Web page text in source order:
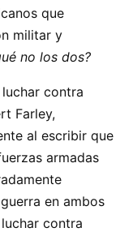
que
militar y
no los dos?
contra
Farley,
al escribir que
armadas
en ambos
contra